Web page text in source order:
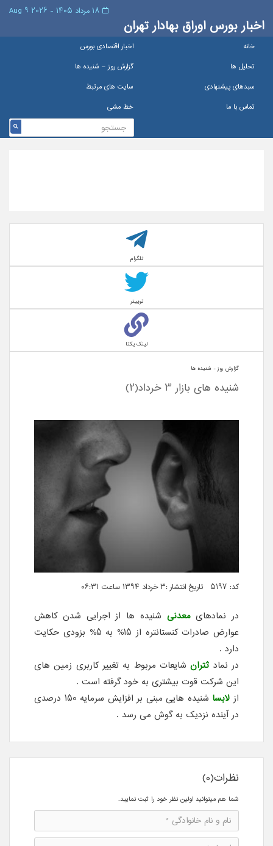
اخبار بورس اوراق بهادار تهران
خانه
اخبار اقتصادی بورس
تحلیل ها
گزارش روز – شنيده ها
سبدهای پیشنهادی
سایت های مرتبط
تماس با ما
خط مشی
تلگرام
توییتر
لینک یکتا
گزارش روز - شنيده ها
شنیده های بازار 3 خرداد(2)
کد: 5197 تاریخ انتشار :۳ خرداد ۱۳۹۴ ساعت ۰۶:۳۱
در نمادهایمعدنی شنیده ها از اجرایی شدن کاهش
عوارض صادرات کنستانتره از 15% به 5% بزودی حکایت
دارد .
در نماد ثتران شایعات مربوط به تغییر کاربری زمین های
این شرکت قوت بیشتری به خود گرفته است .
ازلابسا
شنیده هایی مبنی بر افزایش سرمایه 150 درصدی
در آینده نزدیک به گوش می رسد .
نظرات(0)
شما هم میتوانید اولین نظر خود را ثبت نمایید.